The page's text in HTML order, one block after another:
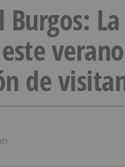
Burgos:
de